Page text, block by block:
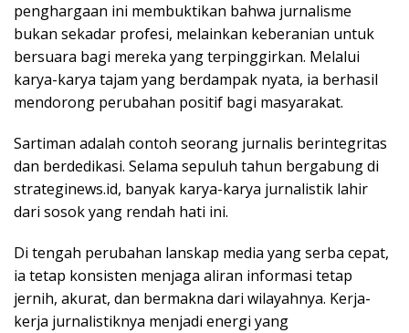
penghargaan ini membuktikan bahwa jurnalisme
bukan sekadar profesi, melainkan keberanian untuk
bersuara bagi mereka yang terpinggirkan. Melalui
karya-karya tajam yang berdampak nyata, ia berhasil
mendorong perubahan positif bagi masyarakat.
Sartiman adalah contoh seorang jurnalis berintegritas
dan berdedikasi. Selama sepuluh tahun bergabung di
strateginews.id, banyak karya-karya jurnalistik lahir
dari sosok yang rendah hati ini.
Di tengah perubahan lanskap media yang serba cepat,
ia tetap konsisten menjaga aliran informasi tetap
jernih, akurat, dan bermakna dari wilayahnya. Kerja-
kerja jurnalistiknya menjadi energi yang